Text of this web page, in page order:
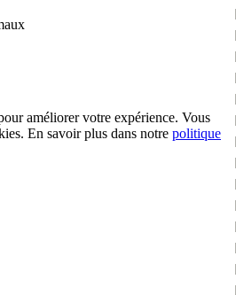
améliorer votre expérience. Vous
En savoir plus dans notre politique